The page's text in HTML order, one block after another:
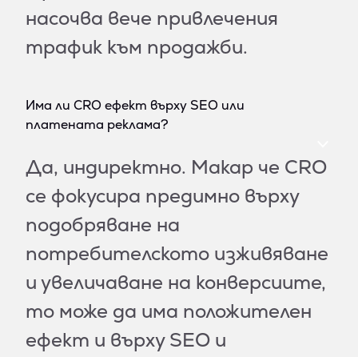
насочва вече привлечения
трафик към продажби.
Има ли CRO ефект върху SEO или
платената реклама?
Да, индиректно. Макар че CRO
се фокусира предимно върху
подобряване на
потребителското изживяване
и увеличаване на конверсиите,
то може да има положителен
ефект и върху SEO и